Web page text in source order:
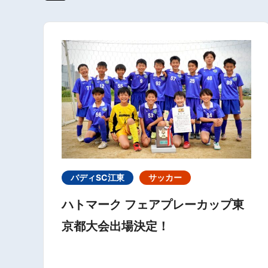
バディSC江東 サッカー
ハトマーク フェアプレーカップ東
京都大会出場決定！